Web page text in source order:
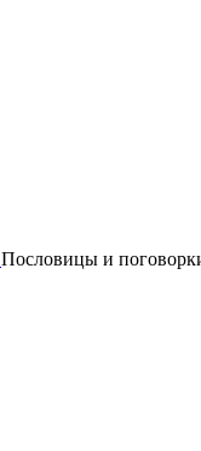
Пословицы и